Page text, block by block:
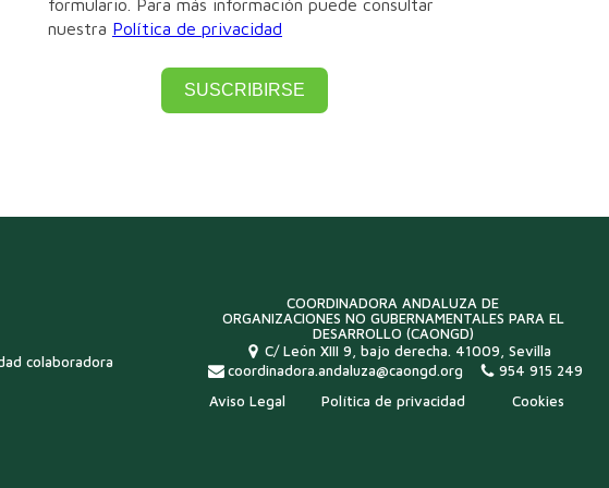
formulario. Para más información puede consultar
nuestra Política de privacidad
SUSCRIBIRSE
colaboradora
COORDINADORA ANDALUZA DE
ORGANIZACIONES NO GUBERNAMENTALES PARA EL
DESARROLLO (CAONGD)
C/ León XIII 9, bajo derecha. 41009, Sevilla
coordinadora.andaluza@caongd.org
954 915 249
Aviso Legal
Política de privacidad Cookies